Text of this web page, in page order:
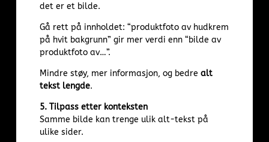
det er et bilde.
Gå rett på innholdet: “produktfoto av hudkrem
på hvit bakgrunn” gir mer verdi enn “bilde av
produktfoto av…”.
Mindre støy, mer informasjon, og bedrealt
tekst lengde.
5. Tilpass etter konteksten
Samme bilde kan trenge ulik alt-tekst på
ulike sider.